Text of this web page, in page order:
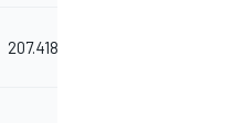
207.418